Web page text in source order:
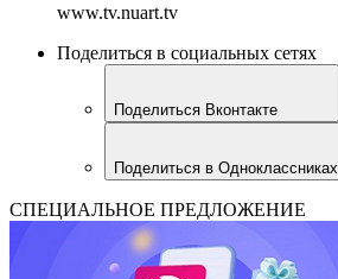
www.tv.nuart.tv
Поделиться в социальных сетях
Поделиться Вконтакте
Поделиться в Одноклассниках
СПЕЦИАЛЬНОЕ ПРЕДЛОЖЕНИЕ